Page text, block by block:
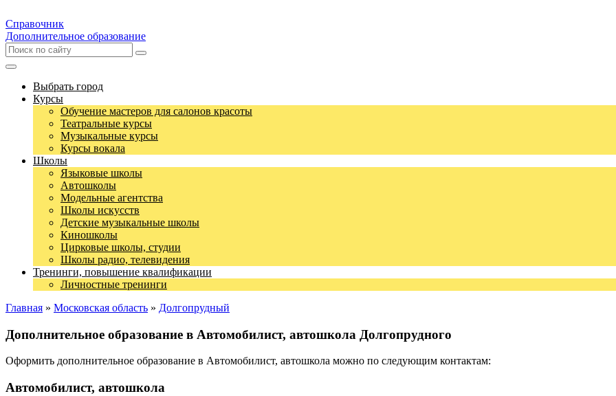
Справочник
Дополнительное образование
Выбрать город
Курсы
Обучение мастеров для салонов красоты
Театральные курсы
Музыкальные курсы
Курсы вокала
Школы
Языковые школы
Автошколы
Модельные агентства
Школы искусств
Детские музыкальные школы
Киношколы
Цирковые школы, студии
Школы радио, телевидения
Тренинги, повышение квалификации
Личностные тренинги
Главная » Московская область » Долгопрудный
Дополнительное образование в Автомобилист, автошкола Долгопрудного
Оформить дополнительное образование в Автомобилист, автошкола можно по следующим контактам:
Автомобилист, автошкола